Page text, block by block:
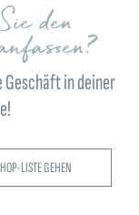
den
Geschäft in deiner
LISTE GEHEN